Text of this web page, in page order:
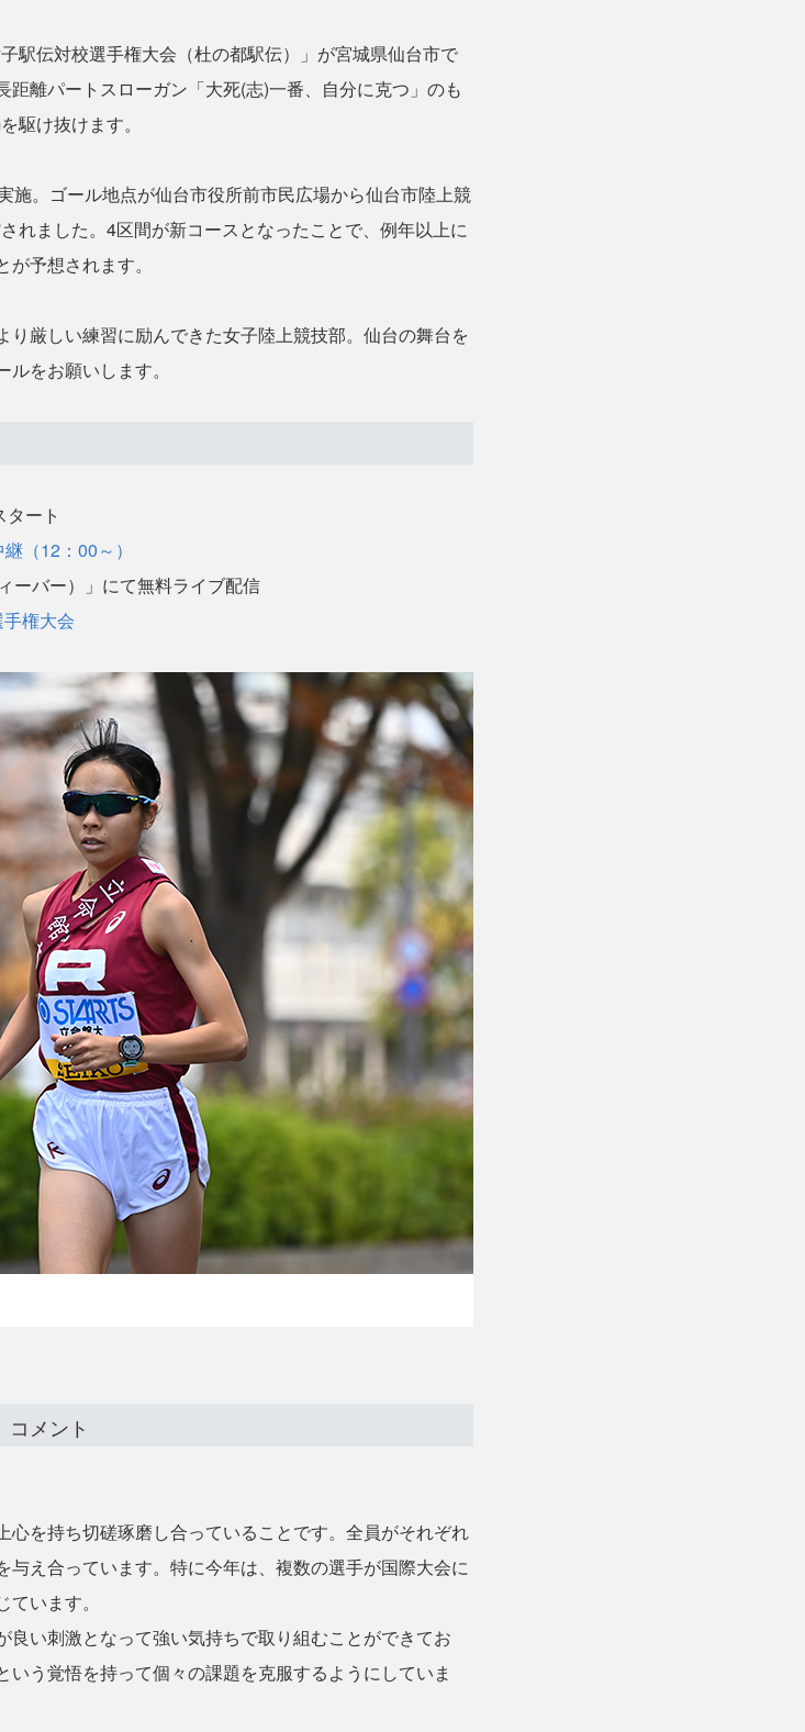
駅伝対校選手権大会（杜の都駅伝）」が宮城県仙台市で
離パートスローガン「大死(志)一番、自分に克つ」のも
駆け抜けます。
。ゴール地点が仙台市役所前市民広場から仙台市陸上競
れました。4区間が新コースとなったことで、例年以上に
予想されます。
厳しい練習に励んできた女子陸上競技部。仙台の舞台を
をお願いします。
ート
（12：00～）
ーバー）」にて無料ライブ配信
権大会
メント
を持ち切磋琢磨し合っていることです。全員がそれぞれ
え合っています。特に今年は、複数の選手が国際大会に
います。
い刺激となって強い気持ちで取り組むことができてお
う覚悟を持って個々の課題を克服するようにしていま